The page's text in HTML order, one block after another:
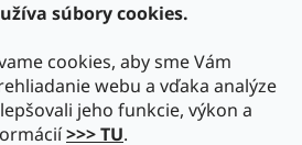
súbory cookies.
cookies, aby sme Vám
webu a vďaka analýze
jeho funkcie, výkon a
>>> TU.
@bb-techniks.r.o.7746